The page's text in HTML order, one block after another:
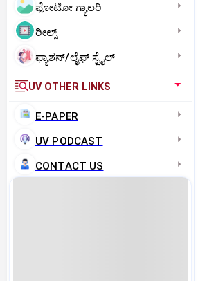
ಫೋಟೋ ಗ್ಯಾಲರಿ
ರೀಲ್ಸ್
ಫ್ಯಾಶನ್/ಲೈಫ್‌ ಸ್ಟೈಲ್
UV OTHER LINKS
E-PAPER
UV PODCAST
CONTACT US